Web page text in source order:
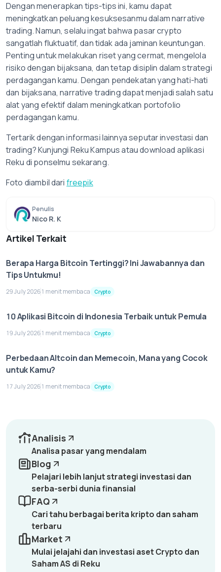
Dengan menerapkan tips-tips ini, kamu dapat
meningkatkan peluang kesuksesanmu dalam narrative
trading. Namun, selalu ingat bahwa pasar crypto
sangatlah fluktuatif, dan tidak ada jaminan keuntungan.
Penting untuk melakukan riset yang cermat, mengelola
risiko dengan bijaksana, dan tetap disiplin dalam strategi
perdagangan kamu. Dengan pendekatan yang hati-hati
dan bijaksana, narrative trading dapat menjadi salah satu
alat yang efektif dalam meningkatkan portofolio
perdagangan kamu.
Tertarik dengan informasi lainnya seputar investasi dan
trading? Kunjungi Reku Kampus atau download aplikasi
Reku di ponselmu sekarang.
Foto diambil dari freepik
Penulis
Nico R. K
Artikel Terkait
Berapa Harga Bitcoin Tertinggi? Ini Jawabannya dan
Tips Untukmu!
29 July 20261 menit membaca Crypto
10 Aplikasi Bitcoin di Indonesia Terbaik untuk Pemula
19 July 20261 menit membaca Crypto
Perbedaan Altcoin dan Memecoin, Mana yang Cocok
untuk Kamu?
17 July 20261 menit membaca Crypto
Analisis
Analisa pasar yang mendalam
Blog
Pelajari lebih lanjut strategi investasi dan
serba-serbi dunia finansial
FAQ
Cari tahu berbagai berita kripto dan saham
terbaru
Market
Mulai jelajahi dan investasi aset Crypto dan
Saham AS di Reku